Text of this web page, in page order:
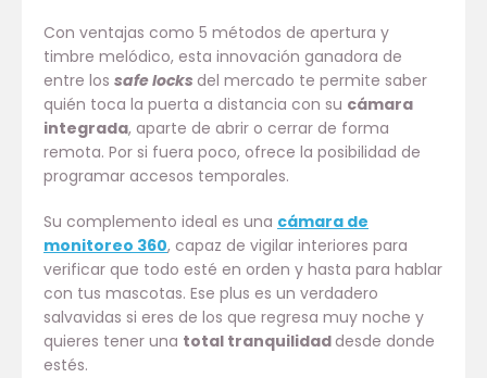
Con ventajas como 5 métodos de apertura y
timbre melódico, esta innovación ganadora de
entre los safe locks del mercado te permite saber
quién toca la puerta a distancia con su cámara
integrada, aparte de abrir o cerrar de forma
remota. Por si fuera poco, ofrece la posibilidad de
programar accesos temporales.
Su complemento ideal es una cámara de
monitoreo 360, capaz de vigilar interiores para
verificar que todo esté en orden y hasta para hablar
con tus mascotas. Ese plus es un verdadero
salvavidas si eres de los que regresa muy noche y
quieres tener una total tranquilidaddesde donde
estés.